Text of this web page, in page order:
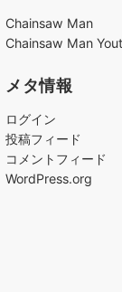
Chainsaw Man
Chainsaw Man
メタ情報
ログイン
投稿フィード
コメントフィード
WordPress.org